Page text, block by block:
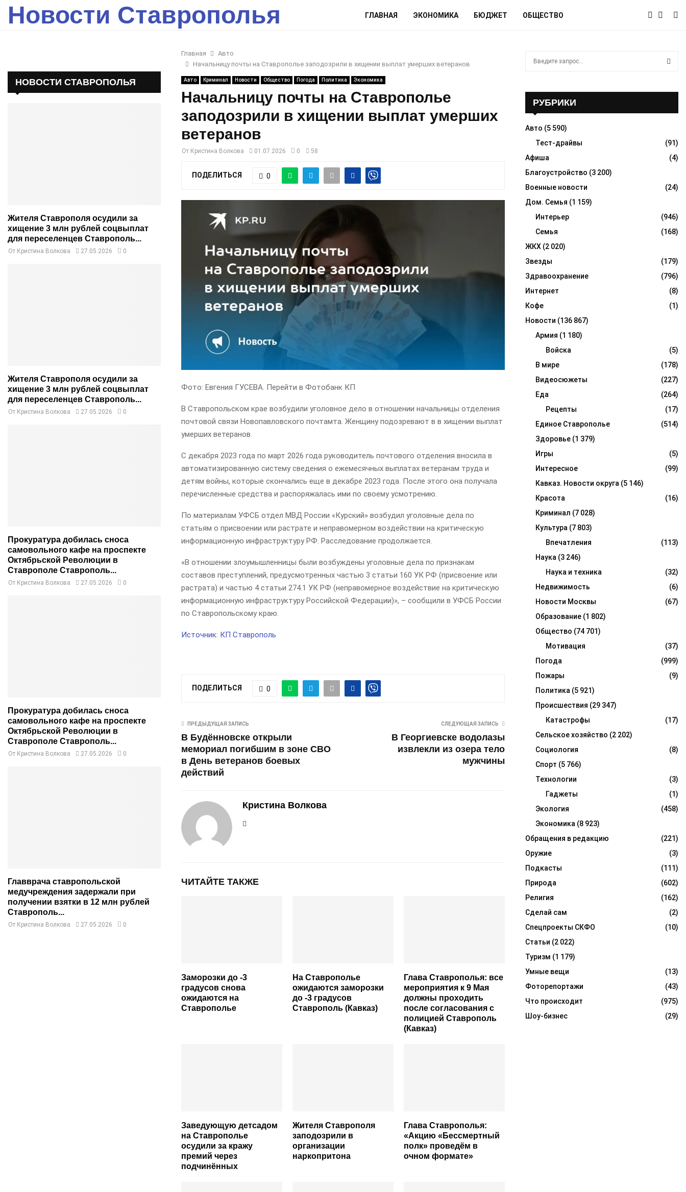
Новости Ставрополья ГЛАВНАЯ ЭКОНОМИКА БЮДЖЕТ ОБЩЕСТВО
Главная
Авто
Начальницу почты на Ставрополье заподозрили в хищении выплат умерших ветеранов
Авто Криминал Новости Общество Погода Политика Экономика
Начальницу почты на Ставрополье
заподозрили в хищении выплат умерших
ветеранов
От Кристина Волкова 01.07.2026 0 58
ПОДЕЛИТЬСЯ 0
Фото: Евгения ГУСЕВА. Перейти в Фотобанк КП
В Ставропольском крае возбудили уголовное дело в отношении начальницы отделения
почтовой связи Новопавловского почтамта. Женщину подозревают в в хищении выплат
умерших ветеранов.
С декабря 2023 года по март 2026 года руководитель почтового отделения вносила в
автоматизированную систему сведения о ежемесячных выплатах ветеранам труда и
детям войны, которые скончались еще в декабре 2023 года. После этого она получала
перечисленные средства и распоряжалась ими по своему усмотрению.
По материалам УФСБ отдел МВД России «Курский» возбудил уголовные дела по
статьям о присвоении или растрате и неправомерном воздействии на критическую
информационную инфраструктуру РФ. Расследование продолжается.
«В отношении злоумышленницы были возбуждены уголовные дела по признакам
составов преступлений, предусмотренных частью 3 статьи 160 УК РФ (присвоение или
растрата) и частью 4 статьи 274.1 УК РФ (неправомерное воздействие на критическую
информационную инфраструктуру Российской Федерации)», – сообщили в УФСБ России
по Ставропольскому краю.
Источник: КП Ставрополь
ПОДЕЛИТЬСЯ 0
ПРЕДЫДУЩАЯ ЗАПИСЬ
В Будённовске открыли
мемориал погибшим в зоне СВО
в День ветеранов боевых
действий
СЛЕДУЮЩАЯ ЗАПИСЬ
В Георгиевске водолазы
извлекли из озера тело
мужчины
Кристина Волкова
ЧИТАЙТЕ ТАКЖЕ
Заморозки до -3
градусов снова
ожидаются на
Ставрополье
На Ставрополье
ожидаются заморозки
до -3 градусов
Ставрополь (Кавказ)
Глава Ставрополья: все
мероприятия к 9 Мая
должны проходить
после согласования с
полицией Ставрополь
(Кавказ)
Заведующую детсадом
на Ставрополье
осудили за кражу
премий через
подчинённых
Жителя Ставрополя
заподозрили в
организации
наркопритона
Глава Ставрополья:
«Акцию «Бессмертный
полк» проведём в
очном формате»
НОВОСТИ СТАВРОПОЛЬЯ
Жителя Ставрополя осудили за
хищение 3 млн рублей соцвыплат
для переселенцев Ставрополь...
От Кристина Волкова 27.05.2026 0
Жителя Ставрополя осудили за
хищение 3 млн рублей соцвыплат
для переселенцев Ставрополь...
От Кристина Волкова 27.05.2026 0
Прокуратура добилась сноса
самовольного кафе на проспекте
Октябрьской Революции в
Ставрополе Ставрополь...
От Кристина Волкова 27.05.2026 0
Прокуратура добилась сноса
самовольного кафе на проспекте
Октябрьской Революции в
Ставрополе Ставрополь...
От Кристина Волкова 27.05.2026 0
Главврача ставропольской
медучреждения задержали при
получении взятки в 12 млн рублей
Ставрополь...
От Кристина Волкова 27.05.2026 0
o
R
C
H
РУБРИКИ
Авто (5 590)
Тест-драйвы
(91)
Афиша
(4)
Благоустройство (3 200)
Военные новости
(24)
Дом. Семья (1 159)
Интерьер
(946)
Семья
(168)
ЖКХ (2 020)
Звезды
(179)
Здравоохранение
(796)
Интернет
(8)
Кофе
(1)
Новости (136 867)
Армия (1 180)
Войска
(5)
В мире
(178)
Видеосюжеты
(227)
Еда
(264)
Рецепты
(17)
Единое Ставрополье
(514)
Здоровье (1 379)
Игры
(5)
Интересное
(99)
Кавказ. Новости округа (5 146)
Красота
(16)
Криминал (7 028)
Культура (7 803)
Впечатления
(113)
Наука (3 246)
Наука и техника
(32)
Недвижимость
(6)
Новости Москвы
(67)
Образование (1 802)
Общество (74 701)
Мотивация
(37)
Погода
(999)
Пожары
(9)
Политика (5 921)
Происшествия (29 347)
Катастрофы
(17)
Сельское хозяйство (2 202)
Социология
(8)
Спорт (5 766)
Технологии
(3)
Гаджеты
(1)
Экология
(458)
Экономика (8 923)
Обращения в редакцию
(221)
Оружие
(3)
Подкасты
(111)
Природа
(602)
Религия
(162)
Сделай сам
(2)
Спецпроекты СКФО
(10)
Статьи (2 022)
Туризм (1 179)
Умные вещи
(13)
Фоторепортажи
(43)
Что происходит
(975)
Шоу-бизнес
(29)